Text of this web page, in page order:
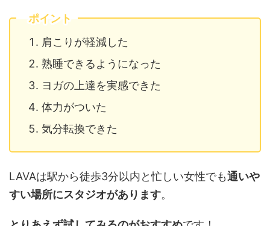
ポイント
肩こりが軽減した
熟睡できるようになった
ヨガの上達を実感できた
体力がついた
気分転換できた
LAVAは駅から徒歩3分以内と忙しい女性でも通いや
すい場所にスタジオがあります。